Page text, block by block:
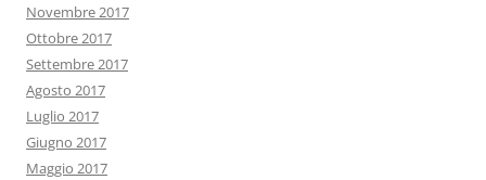
Novembre 2017
Ottobre 2017
Settembre 2017
Agosto 2017
Luglio 2017
Giugno 2017
Maggio 2017